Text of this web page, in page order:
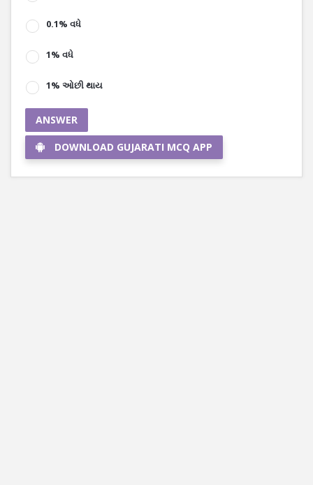
0.1% વધે
1% વધે
1% ઓછી થાય
ANSWER
DOWNLOAD GUJARATI MCQ APP